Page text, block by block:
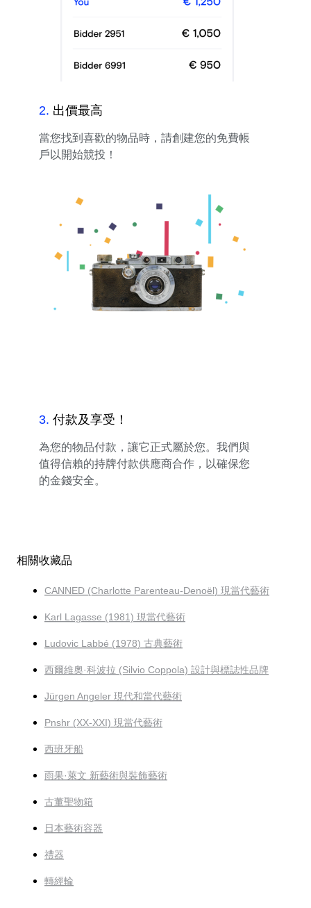
2. 出價最高
當您找到喜歡的物品時，請創建您的免費帳
戶以開始競投！
3. 付款及享受！
為您的物品付款，讓它正式屬於您。我們與
值得信賴的持牌付款供應商合作，以確保您
的金錢安全。
相關收藏品
CANNED (Charlotte Parenteau-Denoël) 現當代藝術
Karl Lagasse (1981) 現當代藝術
Ludovic Labbé (1978) 古典藝術
西爾維奧·科波拉 (Silvio Coppola) 設計與標誌性品牌
Jürgen Angeler 現代和當代藝術
Pnshr (XX-XXI) 現當代藝術
西班牙船
雨果·萊文 新藝術與裝飾藝術
古董聖物箱
日本藝術容器
禮器
轉經輪